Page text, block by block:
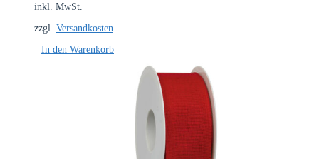
inkl. MwSt.
zzgl. Versandkosten
In den Warenkorb